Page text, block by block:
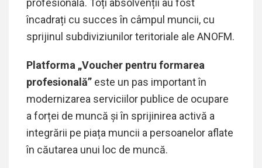
încadrați cu succes în câmpul muncii, cu
sprijinul subdiviziunilor teritoriale ale ANOFM.
Platforma „Voucher pentru formarea
profesională” este un pas important în
modernizarea serviciilor publice de ocupare
a forței de muncă și în sprijinirea activă a
integrării pe piața muncii a persoanelor aflate
în căutarea unui loc de muncă.